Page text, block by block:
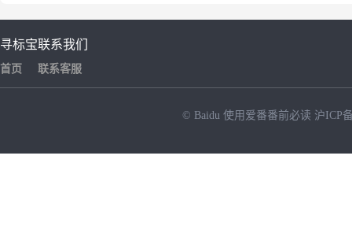
寻标宝
首页
联系我们
联系客服
© Baidu 使用爱番番前必读 沪ICP